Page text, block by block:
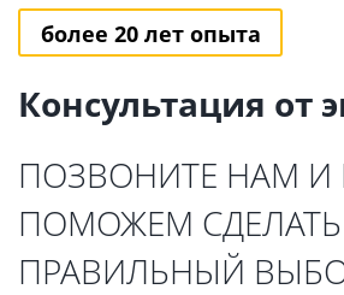
более 20 лет опыта
Консультация от
ПОЗВОНИТЕ НАМ
ПОМОЖЕМ СДЕЛАТЬ
ПРАВИЛЬНЫЙ